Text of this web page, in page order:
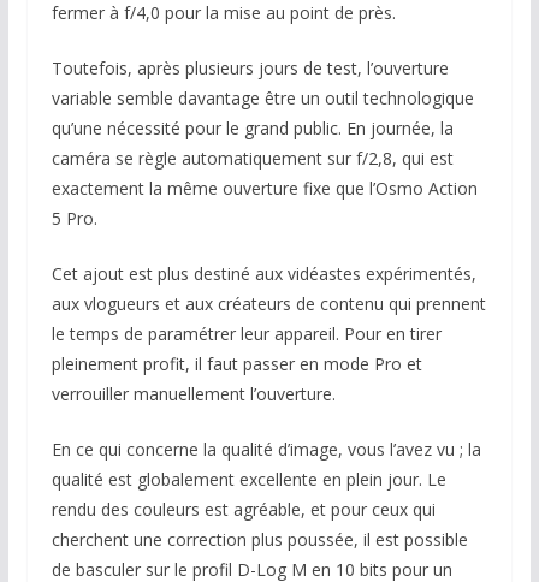
fermer à f/4,0 pour la mise au point de près.
Toutefois, après plusieurs jours de test, l’ouverture
variable semble davantage être un outil technologique
qu’une nécessité pour le grand public. En journée, la
caméra se règle automatiquement sur f/2,8, qui est
exactement la même ouverture fixe que l’Osmo Action
5 Pro.
Cet ajout est plus destiné aux vidéastes expérimentés,
aux vlogueurs et aux créateurs de contenu qui prennent
le temps de paramétrer leur appareil. Pour en tirer
pleinement profit, il faut passer en mode Pro et
verrouiller manuellement l’ouverture.
En ce qui concerne la qualité d’image, vous l’avez vu ; la
qualité est globalement excellente en plein jour. Le
rendu des couleurs est agréable, et pour ceux qui
cherchent une correction plus poussée, il est possible
de basculer sur le profil D-Log M en 10 bits pour un